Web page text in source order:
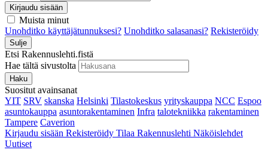
Kirjaudu sisään
Muista minut
Unohditko käyttäjätunnuksesi? Unohditko salasanasi? Rekisteröidy
Sulje
Etsi Rakennuslehti.fistä
Hae tältä sivustolta
Haku
Suositut avainsanat
YIT SRV skanska Helsinki Tilastokeskus yrityskauppa NCC Espoo
asuntokauppa asuntorakentaminen Infra talotekniikka rakentaminen
Tampere Caverion
Kirjaudu sisään Rekisteröidy Tilaa Rakennuslehti Näköislehdet
Uutiset